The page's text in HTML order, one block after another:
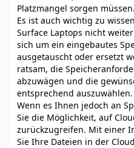
Platzmangel sorgen müssen.
Es ist auch wichtig zu
Surface Laptops nicht
sich um ein eingebautes
ausgetauscht oder ersetzt
ratsam, die
abzuwägen und die
entsprechend auszuwählen.
Wenn es Ihnen jedoch an
Sie die Möglichkeit, auf
zurückzugreifen. Mit einer
Sie Ihre Dateien in der